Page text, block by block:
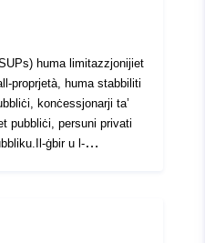
inspire.ec.europa.eu/
huma limitazzjonijiet
proprjetà, huma stabbiliti
konċessjonarji ta’
pubbliċi, persuni privati
ġbir u l-
reġjonali sabiex ikunu
tal-ippjanar urban